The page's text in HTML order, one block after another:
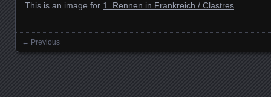
This is an image for 1. Rennen in Frankreich / Clastres
Images navigation
← Previous